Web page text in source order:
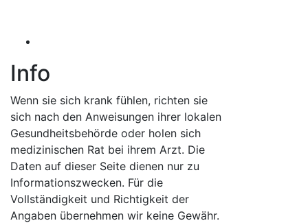
Info
Wenn sie sich krank fühlen, richten sie
sich nach den Anweisungen ihrer lokalen
Gesundheitsbehörde oder holen sich
medizinischen Rat bei ihrem Arzt. Die
Daten auf dieser Seite dienen nur zu
Informationszwecken. Für die
Vollständigkeit und Richtigkeit der
Angaben übernehmen wir keine Gewähr.